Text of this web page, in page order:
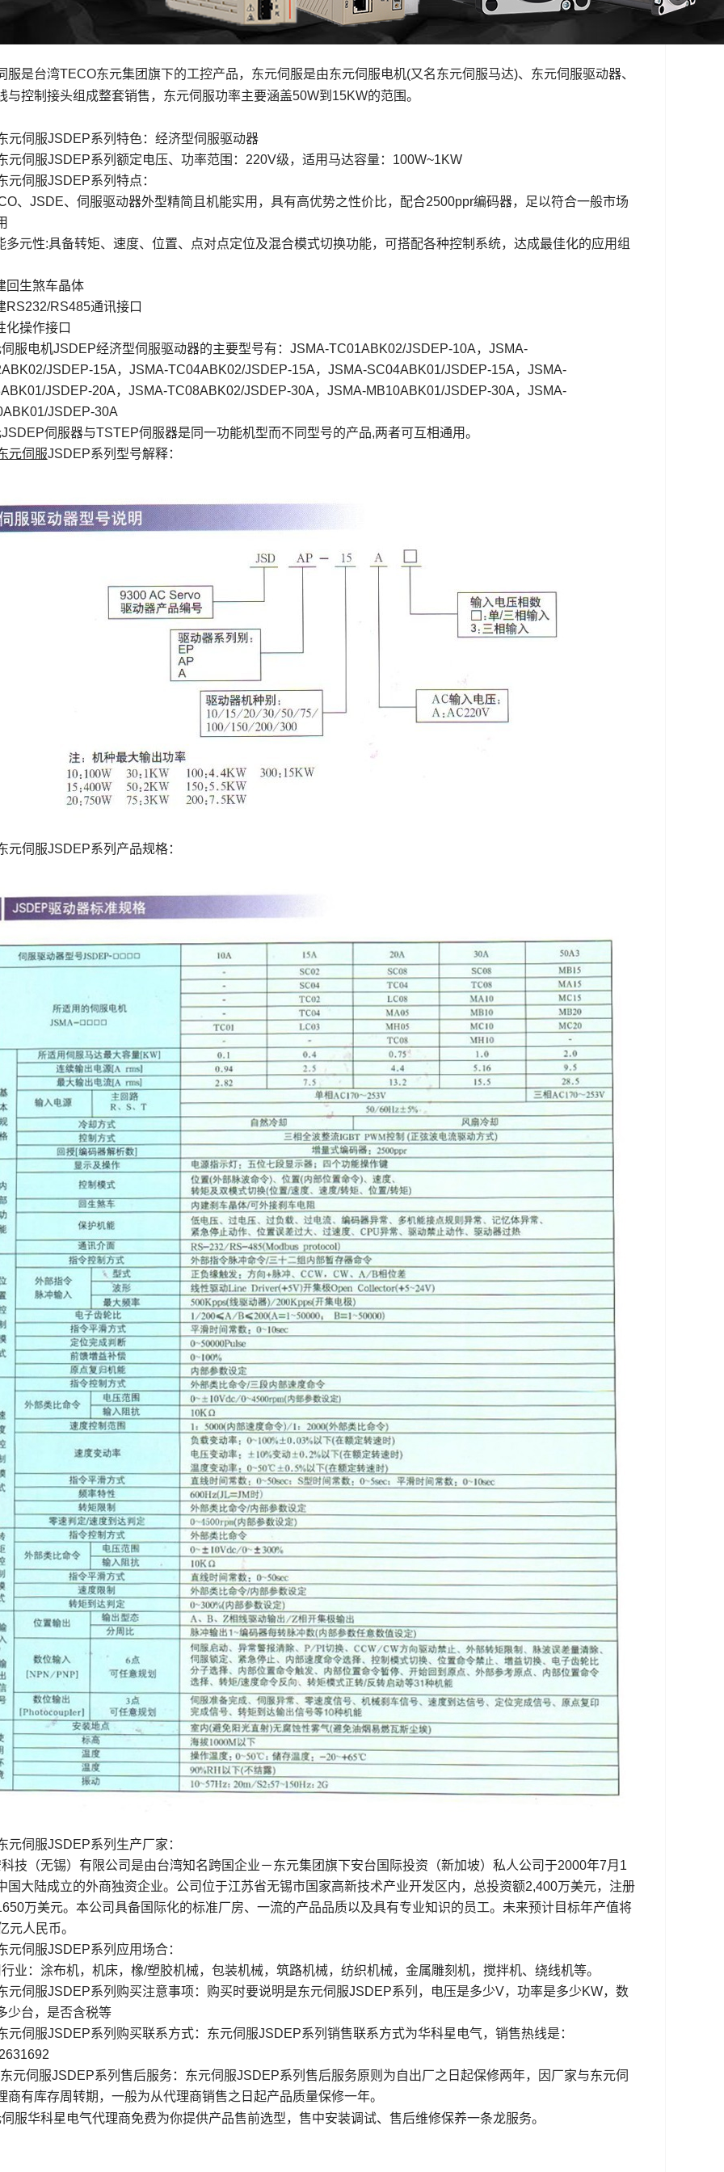
服是台湾TECO东元集团旗下的工控产品，东元伺服是由东元伺服电机(又名东元伺服马达)、东元伺服驱动器、
与控制接头组成整套销售，东元伺服功率主要涵盖50W到15KW的范围。
元伺服JSDEP系列特色：经济型伺服驱动器
伺服JSDEP系列额定电压、功率范围：220V级，适用马达容量：100W~1KW
伺服JSDEP系列特点：
、JSDE、伺服驱动器外型精简且机能实用，具有高优势之性价比，配合2500ppr编码器，足以符合一般市场
元性:具备转矩、速度、位置、点对点定位及混合模式切换功能，可搭配各种控制系统，达成最佳化的应用组
回生煞车晶体
RS485通讯接口
操作接口
服电机JSDEP经济型伺服驱动器的主要型号有：JSMA-TC01ABK02/JSDEP-10A，JSMA-
JSDEP-15A，JSMA-TC04ABK02/JSDEP-15A，JSMA-SC04ABK01/JSDEP-15A，JSMA-
JSDEP-20A，JSMA-TC08ABK02/JSDEP-30A，JSMA-MB10ABK01/JSDEP-30A，JSMA-
JSDEP-30A
伺服器与TSTEP伺服器是同一功能机型而不同型号的产品,两者可互相通用。
元伺服JSDEP系列型号解释：
伺服JSDEP系列产品规格：
伺服JSDEP系列生产厂家：
技（无锡）有限公司是由台湾知名跨国企业－东元集团旗下安台国际投资（新加坡）私人公司于2000年7月1
国大陆成立的外商独资企业。公司位于江苏省无锡市国家高新技术产业开发区内，总投资额2,400万美元，注册
万美元。本公司具备国际化的标准厂房、一流的产品品质以及具有专业知识的员工。未来预计目标年产值将
元人民币。
伺服JSDEP系列应用场合：
业：涂布机，机床，橡/塑胶机械，包装机械，筑路机械，纺织机械，金属雕刻机，搅拌机、绕线机等。
伺服JSDEP系列购买注意事项：购买时要说明是东元伺服JSDEP系列，电压是多少V，功率是多少KW，数
少台，是否含税等
伺服JSDEP系列购买联系方式：东元伺服JSDEP系列销售联系方式为华科星电气，销售热线是：
元伺服JSDEP系列售后服务：东元伺服JSDEP系列售后服务原则为自出厂之日起保修两年，因厂家与东元伺
商有库存周转期，一般为从代理商销售之日起产品质量保修一年。
服华科星电气代理商免费为你提供产品售前选型，售中安装调试、售后维修保养一条龙服务。